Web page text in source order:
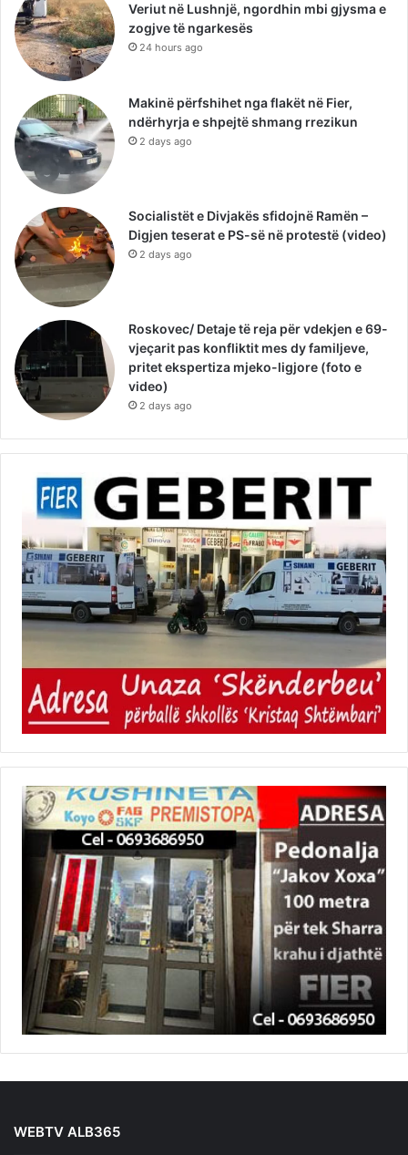
Veriut në Lushnjë, ngordhin mbi gjysma e
zogjve të ngarkesës
24 hours ago
Makinë përfshihet nga flakët në Fier,
ndërhyrja e shpejtë shmang rrezikun
2 days ago
Socialistët e Divjakës sfidojnë Ramën –
Digjen teserat e PS-së në protestë (video)
2 days ago
Roskovec/ Detaje të reja për vdekjen e 69-
vjeçarit pas konfliktit mes dy familjeve,
pritet ekspertiza mjeko-ligjore (foto e
video)
2 days ago
WEBTV ALB365